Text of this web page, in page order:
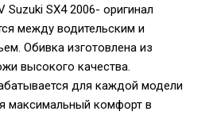
Suzuki SX4 2006- оригинал
между водительским и
Обивка изготовлена из
высокого качества.
для каждой модели
максимальный комфорт в